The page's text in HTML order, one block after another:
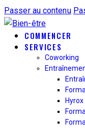
Passer au contenu
COMMENCER
SERVICES
Coworking
Hyrox